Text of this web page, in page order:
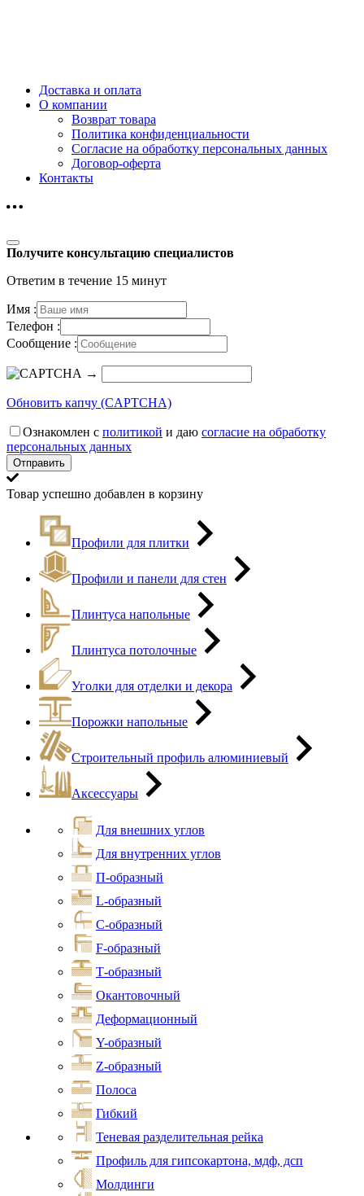
Доставка и оплата
О компании
Возврат товара
Политика конфиденциальности
Согласие на обработку персональных данных
Договор-оферта
Контакты
Получите консультацию специалистов
Ответим в течение 15 минут
Имя :
Телефон :
Сообщение :
→
Обновить капчу (CAPTCHA)
Ознакомлен с политикой и даю согласие на обработку
персональных данных
Товар успешно добавлен в корзину
Профили для плитки
Профили и панели для стен
Плинтуса напольные
Плинтуса потолочные
Уголки для отделки и декора
Порожки напольные
Строительный профиль алюминиевый
Аксессуары
Для внешних углов
Для внутренних углов
П-образный
L-образный
С-образный
F-образный
Т-образный
Окантовочный
Деформационный
Y-образный
Z-образный
Полоса
Гибкий
Теневая разделительная рейка
Профиль для гипсокартона, мдф, дсп
Молдинги